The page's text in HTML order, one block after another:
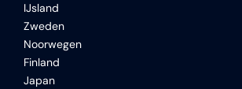
IJsland
Zweden
Noorwegen
Finland
Japan